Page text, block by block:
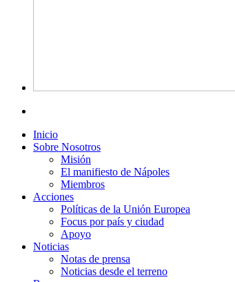
Inicio
Sobre Nosotros
Misión
El manifiesto de Nápoles
Miembros
Acciones
Políticas de la Unión Europea
Focus por país y ciudad
Apoyo
Noticias
Notas de prensa
Noticias desde el terreno